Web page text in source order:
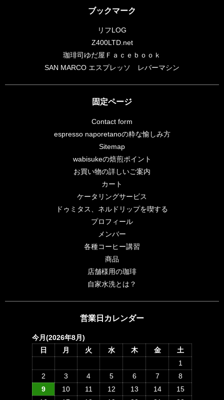
ブックマーク
リフLOG
Z400LTD.net
珈琲司ゆだ屋Ｆａｃｅｂｏｏｋ
SAN MARCO エスプレッソ レバーマシン
固定ページ
Contact form
espresso naporetanoの粋な愉しみ方
Sitemap
wabisukeの焙煎ポイント
お買い物の詳しいご案内
カート
ケータリングサービス
ドゥミタス、ネルドリップを喫する
プロフィール
メンバー
各種コーヒー講習
商品
店舗様用の珈琲
自家水洗とは？
営業日カレンダー
今月(2026年8月)
日
月 火 水 木 金
土
1
2
3 4 5 6 7
8
9
10 11 12 13 14
15